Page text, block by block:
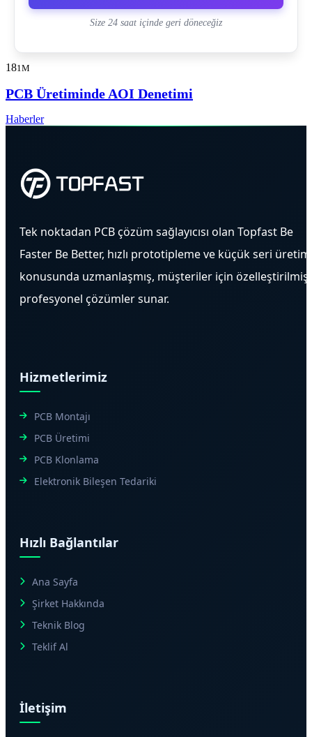
Size 24 saat içinde geri döneceğiz
181M
PCB Üretiminde AOI Denetimi
Haberler
Tek noktadan PCB çözüm sağlayıcısı olan Topfast Be
Faster Be Better, hızlı prototipleme ve küçük seri üretim
konusunda uzmanlaşmış, müşteriler için özelleştirilmiş
profesyonel çözümler sunar.
Hizmetlerimiz
PCB Montajı
PCB Üretimi
PCB Klonlama
Elektronik Bileşen Tedariki
Hızlı Bağlantılar
Ana Sayfa
Şirket Hakkında
Teknik Blog
Teklif Al
İletişim